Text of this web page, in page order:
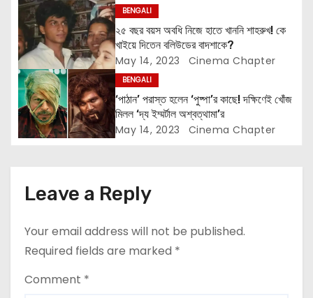
t
i
o
n
BENGALI
২৫ বছর বয়স অবধি নিজে হাতে খাননি শাহরুখ! কে
খাইয়ে দিতেন বলিউডের বাদশাকে?
May 14, 2023 Cinema Chapter
BENGALI
‘পাঠান’ পরাস্ত হলেন ‘পুষ্পা’র কাছে! দক্ষিণেই খোঁজ
মিলল ‘দ্য ইম্মর্টাল অশ্বত্থামা’র
May 14, 2023 Cinema Chapter
Leave a Reply
Your email address will not be published.
Required fields are marked *
Comment *